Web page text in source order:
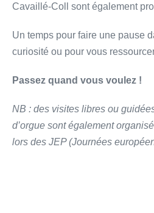
Cavaillé-Coll sont également
Un temps pour faire une pause
curiosité ou pour vous
Passez quand vous voulez !
NB : des visites libres ou
d’orgue sont également
lors des JEP (Journées